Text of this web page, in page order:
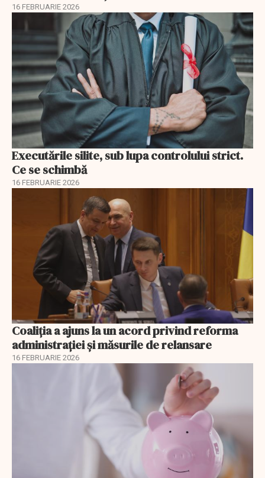
16 FEBRUARIE 2026
Executările silite, sub lupa controlului strict.
Ce se schimbă
16 FEBRUARIE 2026
Coaliția a ajuns la un acord privind reforma
administrației și măsurile de relansare
16 FEBRUARIE 2026